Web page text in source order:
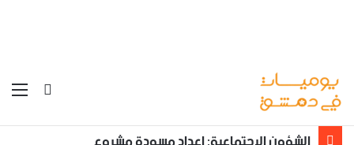
بحث عن